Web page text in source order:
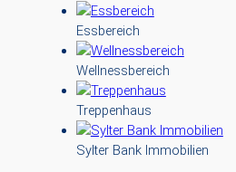
Essbereich
Wellnessbereich
Treppenhaus
Sylter Bank Immobilien